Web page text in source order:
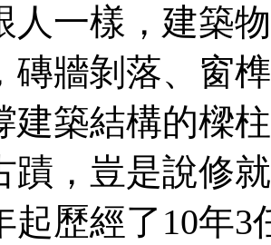
人一樣，建築
磚牆剝落、窗
建築結構的樑
蹟，豈是說修
起歷經了10年